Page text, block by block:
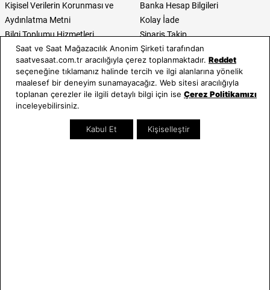
Kişisel Verilerin Korunması ve
Aydınlatma Metni
Bilgi Toplumu Hizmetleri
Banka Hesap Bilgileri
Kolay İade
Sipariş Takip
Hediye Kartı Sorgula
E-Garanti ve E-Fatura
Kullanım Kılavuzları
Saat ve Saat
Neden Saat ve Saat
Kategoriler
Kadın Saat
Saat ve Saat Mağazacılık Anonim Şirketi tarafından
saatvesaat.com.tr aracılığıyla çerez toplanmaktadır. Reddet
seçeneğine tıklamanız halinde tercih ve ilgi alanlarına yönelik
maalesef bir deneyim sunamayacağız. Web sitesi aracılığıyla
toplanan çerezler ile ilgili detaylı bilgi için ise Çerez Politikamızı
inceleyebilirsiniz.
Kabul Et Kişiselleştir